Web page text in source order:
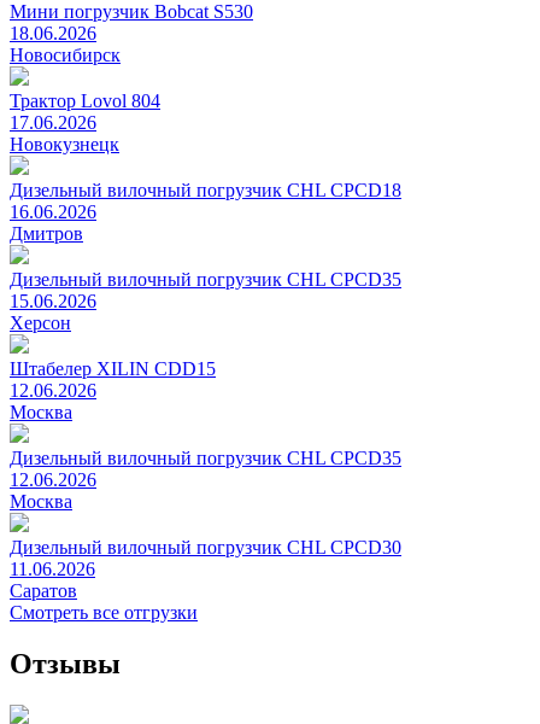
Мини погрузчик Bobcat S530
18.06.2026
Новосибирск
Трактор Lovol 804
17.06.2026
Новокузнецк
Дизельный вилочный погрузчик CHL CPCD18
16.06.2026
Дмитров
Дизельный вилочный погрузчик CHL CPCD35
15.06.2026
Херсон
Штабелер XILIN CDD15
12.06.2026
Москва
Дизельный вилочный погрузчик CHL CPCD35
12.06.2026
Москва
Дизельный вилочный погрузчик CHL CPCD30
11.06.2026
Саратов
Смотреть все отгрузки
Отзывы